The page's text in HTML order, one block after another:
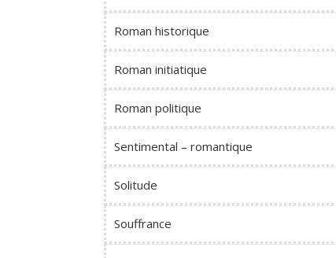
Roman historique
Roman initiatique
Roman politique
Sentimental – romantique
Solitude
Souffrance